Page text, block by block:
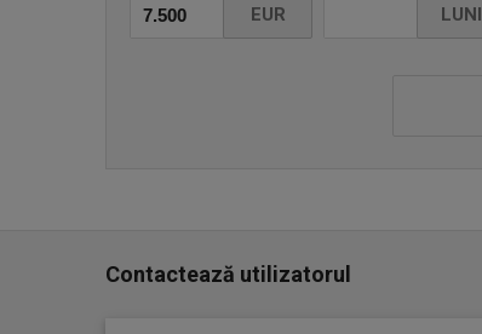
EUR LUNI
Contactează utilizatorul